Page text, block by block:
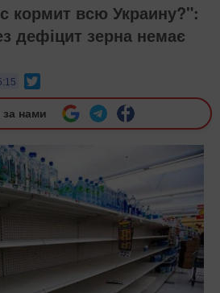
кормит всю Украину?":
дефіцит зерна немає
за нами